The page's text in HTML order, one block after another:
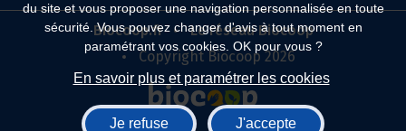
du site et vous proposer une navigation personnalisée en toute
sécurité. Vous pouvez changer d'avis à tout moment en
paramétrant vos cookies. OK pour vous ?
En savoir plus et paramétrer les cookies
Je refuse J'accepte
Biocoop.fr
Le réseau Biocoop
Copyright Biocoop 2026